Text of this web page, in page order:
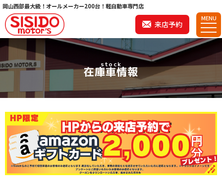
岡山西部最大級！オールメーカー200台！軽自動車専門店
来店予約
MENU
stock
在庫車情報